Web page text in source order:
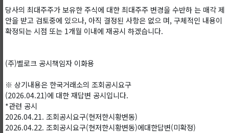
당사의 최대주주가 보유한 주식에 대한 최대주주 변경을 수반하 는 매각 제
안을 받고 검토중에 있으나, 아직 결정된 사항은 없으 며, 구체적인 내용이
확정되는 시점 또는 1개월 이내에 재공시 하겠습니다.
(주)벨로크 공시책임자 이화용
※ 상기내용은 한국거래소의 조회공시요구
(2026.04.21)에 대한 재답변 공시입니다.
*관련 공시
2026.04.21. 조회공시요구(현저한시황변동)
2026.04.22. 조회공시요구(현저한시황변동)에대한답변(미확정)